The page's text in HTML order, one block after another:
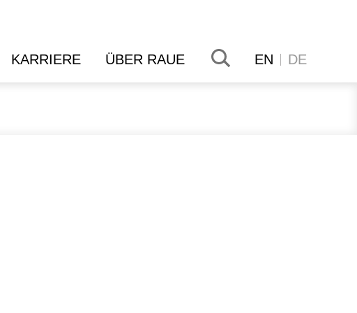
KARRIERE ÜBER RAUE EN DE